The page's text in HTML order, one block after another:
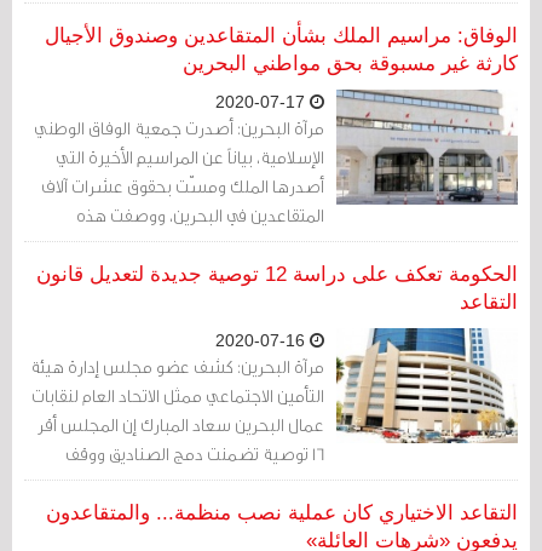
الوفاق: مراسيم الملك بشأن المتقاعدين وصندوق الأجيال
كارثة غير مسبوقة بحق مواطني البحرين
مرآة البحرين: أصدرت جمعية الوفاق الوطني
الإسلامية، بياناً عن المراسيم الأخيرة التي
أصدرها الملك ومسّت بحقوق عشرات آلاف
المتقاعدين في البحرين، ووصفت هذه
المراسيم بأنها شكلّت «كارثة غير مسبوقة
في إنهاك المواطنين والضغط على
الحكومة تعكف على دراسة 12 توصية جديدة لتعديل قانون
التقاعد
مرآة البحرين: كشف عضو مجلس إدارة هيئة
التأمين الاجتماعي ممثل الاتحاد العام لنقابات
عمال البحرين سعاد المبارك إن المجلس أقر
16 توصية تضمنت دمج الصناديق ووقف
الزيادة السنوية للمتقاعدين.
التقاعد الاختياري كان عملية نصب منظمة... والمتقاعدون
يدفعون «شرهات العائلة»